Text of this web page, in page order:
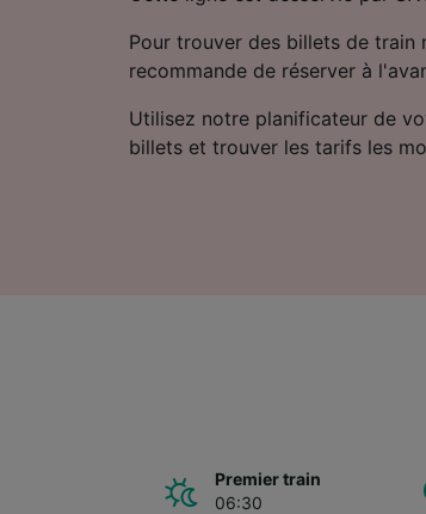
Pour trouver des billets de train
recommande de réserver à
Utilisez notre planificateur de
billets et trouver les tarifs les
Premier train
06:30